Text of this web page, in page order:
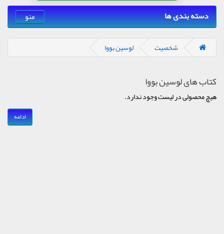
دسته بندی ها منو
شخصیت لوسین بووا
کتاب های لوسین بووا
هیچ محصولی در لیست وجود ندارد.
ادامه